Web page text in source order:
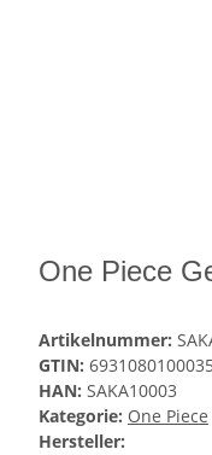
One Piece
Artikelnummer:
GTIN: 6931080100035
HAN: SAKA10003
Kategorie: One Piece
Hersteller: